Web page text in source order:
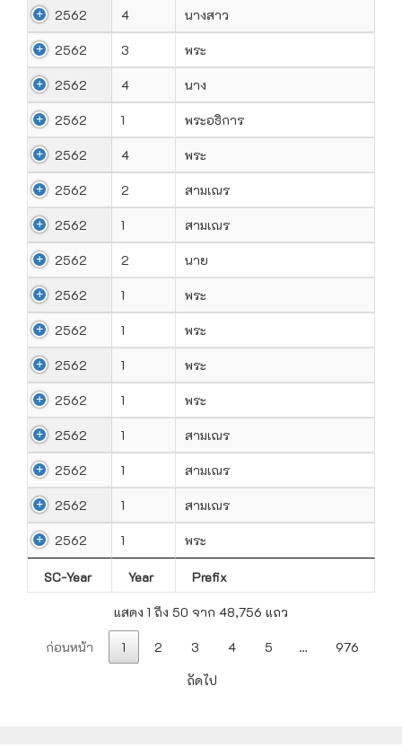
SC-Year Year Prefix
2562 4 นางสาว
2562 3 พระ
2562 4 นาง
2562 1 พระอธิการ
2562 4 พระ
2562 2 สามเณร
2562 1 สามเณร
2562 2 นาย
2562 1 พระ
2562 1 พระ
2562 1 พระ
2562 1 พระ
2562 1 สามเณร
2562 1 สามเณร
2562 1 สามเณร
2562 1 พระ​
แสดง 1 ถึง 50 จาก 48,756 แถว
ก่อนหน้า 1 2 3 4 5 …
976
ถัดไป